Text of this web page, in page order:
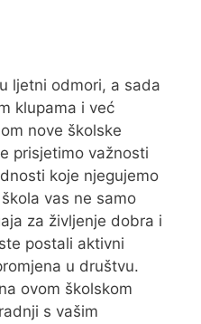
ljetni odmori, a sada
klupama i već
nove školske
prisjetimo važnosti
koje njegujemo
vas ne samo
za življenje dobra i
postali aktivni
u društvu.
ovom školskom
s vašim